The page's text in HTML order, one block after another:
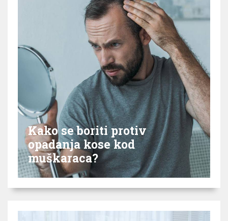
Kako se boriti protiv
opadanja kose kod
muškaraca?